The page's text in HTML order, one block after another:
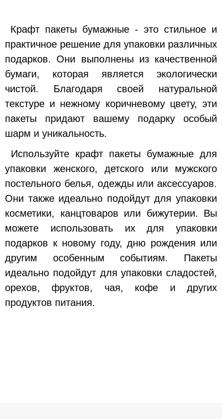
Крафт пакеты бумажные - это стильное и
практичное решение для упаковки различных
подарков. Они выполнены из качественной
бумаги, которая является экологически
чистой. Благодаря своей натуральной
текстуре и нежному коричневому цвету, эти
пакеты придают вашему подарку особый
шарм и уникальность.
Используйте крафт пакеты бумажные для
упаковки женского, детского или мужского
постельного белья, одежды или аксессуаров.
Они также идеально подойдут для упаковки
косметики, канцтоваров или бижутерии. Вы
можете использовать их для упаковки
подарков к новому году, дню рождения или
другим особенным событиям. Пакеты
идеально подойдут для упаковки сладостей,
орехов, фруктов, чая, кофе и других
продуктов питания.